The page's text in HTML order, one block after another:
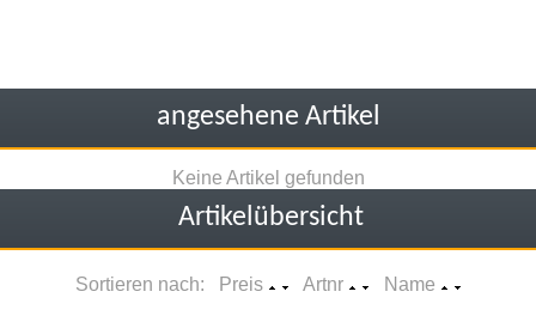
angesehene Artikel
Keine Artikel gefunden
Artikelübersicht
Sortieren nach: Preis Artnr Name